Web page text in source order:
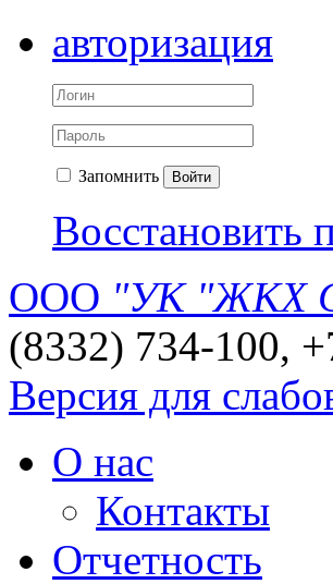
авторизация
Запомнить Войти
Восстановить
ООО "УК "ЖКХ
(8332) 734-100,
Версия для
О нас
Контакты
Отчетность